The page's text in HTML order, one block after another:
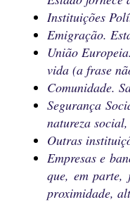
Instituições
Emigração.
União
vida (a frase
Comunidade.
Segurança
natureza
Outras
Empresas e
que, em parte,
proximidade,